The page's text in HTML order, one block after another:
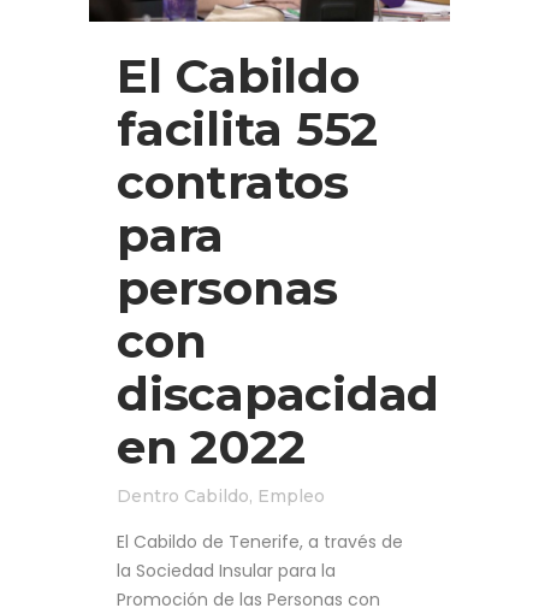
El Cabildo
facilita 552
contratos
para
personas
con
discapacidad
en 2022
Dentro Cabildo, Empleo
El Cabildo de Tenerife, a través de
la Sociedad Insular para la
Promoción de las Personas con